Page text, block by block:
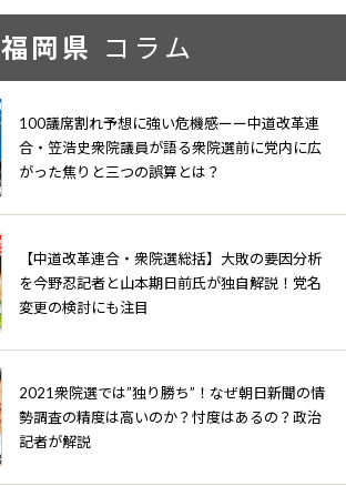
福岡県 コラム
100議席割れ予想に強い危機感ーー中道改革連
合・笠浩史衆院議員が語る衆院選前に党内に広
がった焦りと三つの誤算とは？
【中道改革連合・衆院選総括】大敗の要因分析
を今野忍記者と山本期日前氏が独自解説！党名
変更の検討にも注目
2021衆院選では”独り勝ち”！なぜ朝日新聞の情
勢調査の精度は高いのか？忖度はあるの？政治
記者が解説